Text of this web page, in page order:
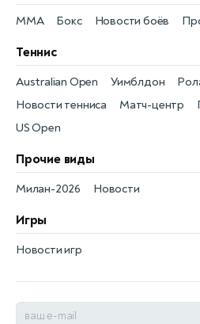
Новости боёв
MMA Бокс
Теннис
Новости тенниса
Australian Open
Матч-центр
Уимблдон
US Open
Прочие виды
Новости
Милан-2026
Игры
Новости игр